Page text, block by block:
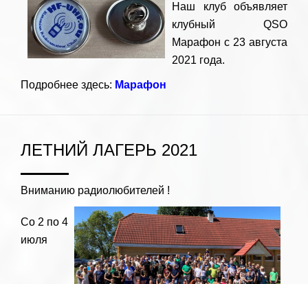
Наш клуб объявляет
клубный QSO
Марафон с 23 августа
2021 года.
Подробнее здесь: Марафон
ЛЕТНИЙ ЛАГЕРЬ 2021
Вниманию радиолюбителей !
Со 2 по 4
июля